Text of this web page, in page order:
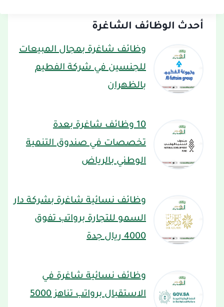
أحدث الوظائف الشاغرة
وظائف شاغرة بمجال المبيعات
للجنسين في شركة الفطيم
بالظهران
10 وظائف شاغرة بعدة
تخصصات في صندوق التنمية
الوطني بالرياض
وظائف نسائية شاغرة بشركة دار
السمو للتجارة برواتب تفوق
4000 ريال جدة
وظائف نسائية شاغرة في
الاستقبال برواتب تناهز 5000